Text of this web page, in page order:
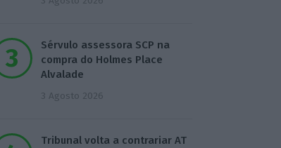
Sérvulo assessora SCP na
compra do Holmes Place
Alvalade
3 Agosto 2026
Tribunal volta a contrariar AT